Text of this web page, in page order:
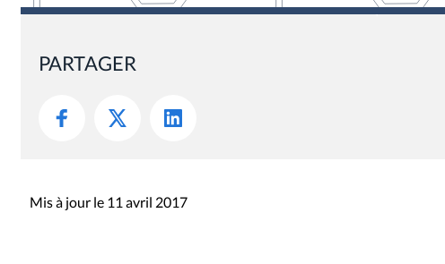
PARTAGER
Mis à jour le 11 avril 2017